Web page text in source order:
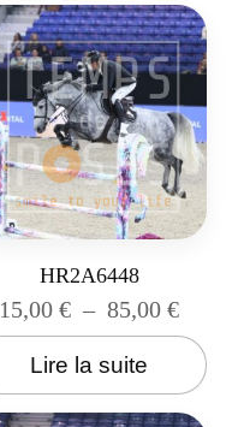
HR2A6448
15,00€ – 85,00€
Lire la suite